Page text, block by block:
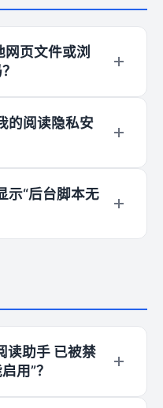
本轻松地批量操作，
页文件或浏
击“详情”，并勾选
文件上使用 高亮阅
的阅读隐私安
浏览器本地，高亮阅
户数据。
示“后台脚本无
高亮阅读助手，它
显示的“无效”其实就
读助手 已被禁
用”？